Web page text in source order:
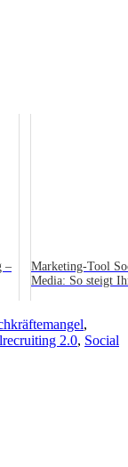
–
Marketing-Tool
Media: So steigt
,
2.0, Social